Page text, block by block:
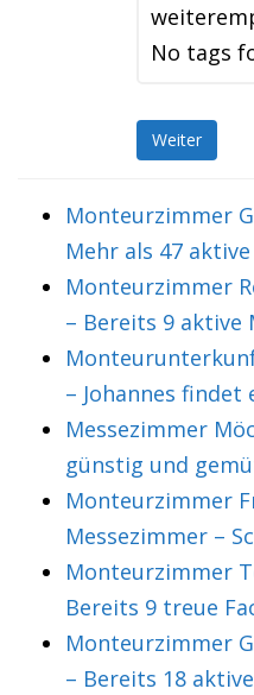
No tags
Weiter
Monteurzimmer
Mehr als 47
Monteurzimmer
– Bereits 9 aktive
– Johannes findet
Messezimmer
günstig und
Monteurzimmer
Messezimmer –
Monteurzimmer
Bereits 9 treue
Monteurzimmer
– Bereits 18